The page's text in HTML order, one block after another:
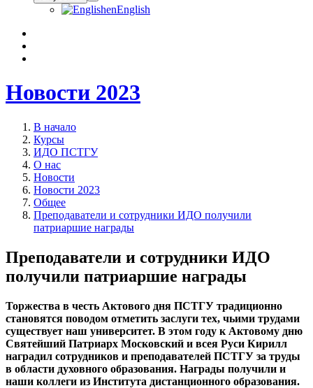
enEnglish
Новости 2023
В начало
Курсы
ИДО ПСТГУ
О нас
Новости
Новости 2023
Общее
Преподаватели и сотрудники ИДО получили
патриаршие награды
Преподаватели и сотрудники ИДО
получили патриаршие награды
Торжества в честь Актового дня ПСТГУ традиционно
становятся поводом отметить заслуги тех, чьими трудами
существует наш университет. В этом году к Актовому дню
Святейший Патриарх Московский и всея Руси Кирилл
наградил сотрудников и преподавателей ПСТГУ за труды
в области духовного образования. Награды получили и
наши коллеги из Института дистанционного образования.